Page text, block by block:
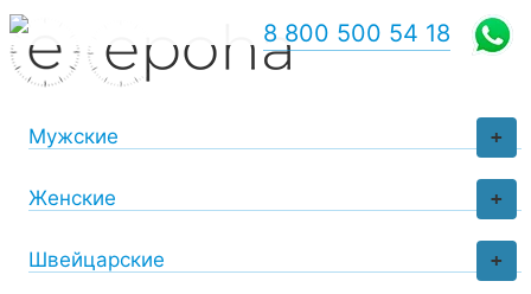
+
Мужские
+
Женские
+
Швейцарские
8 800 500 54 18